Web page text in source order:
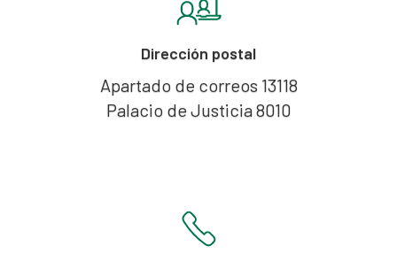
Dirección postal
Apartado de correos 13118
Palacio de Justicia 8010